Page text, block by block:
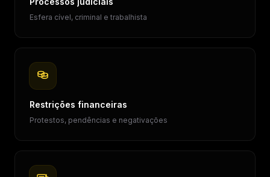
Esfera cível, criminal e trabalhista
Restrições financeiras
Protestos, pendências e negativações